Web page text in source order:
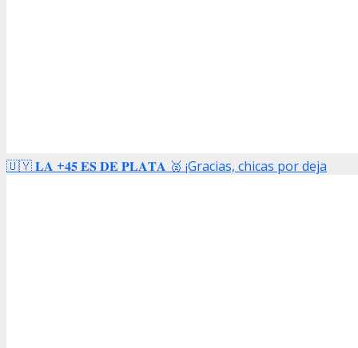
🇺🇾 𝐋𝐀 +𝟒𝟓 𝐄𝐒 𝐃𝐄 𝐏𝐋𝐀𝐓𝐀 🥈 ¡Gracias, chicas por deja